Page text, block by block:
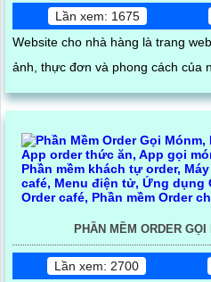
Lần xem: 1675
Website cho nhà hàng là trang
ảnh, thực đơn và phong cách của
PHẦN MỀM ORDER
Lần xem: 2700